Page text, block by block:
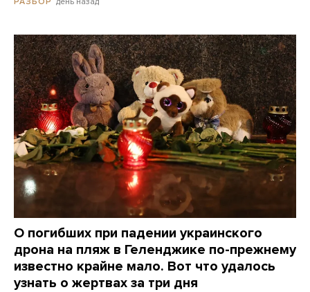
О погибших при падении украинского
дрона на пляж в Геленджике по-прежнему
известно крайне мало. Вот что удалось
узнать о жертвах за три дня